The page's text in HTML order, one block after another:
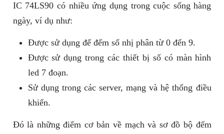
IC 74LS90 có nhiều ứng dụng trong cuộc sống hàng
ngày, ví dụ như:
Được sử dụng để đếm số nhị phân từ 0 đến 9.
Được sử dụng trong các thiết bị số có màn hình
led 7 đoạn.
Sử dụng trong các server, mạng và hệ thống điều
khiển.
Đó là những điểm cơ bản về mạch và sơ đồ bộ đếm